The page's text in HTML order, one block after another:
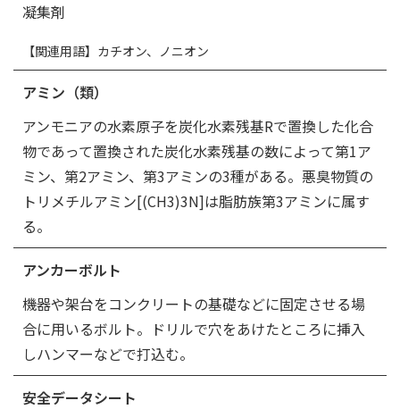
凝集剤
【関連用語】カチオン、ノニオン
アミン（類）
アンモニアの水素原子を炭化水素残基Rで置換した化合
物であって置換された炭化水素残基の数によって第1ア
ミン、第2アミン、第3アミンの3種がある。悪臭物質の
トリメチルアミン[(CH3)3N]は脂肪族第3アミンに属す
る。
アンカーボルト
機器や架台をコンクリートの基礎などに固定させる場
合に用いるボルト。ドリルで穴をあけたところに挿入
しハンマーなどで打込む。
安全データシート